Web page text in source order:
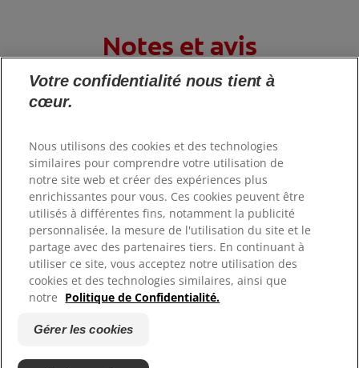
Notes et avis
PRODUITS
SANTÉ BUCCO-DENTAIRE
MISSION
BILAN DE SANTÉ BUCCO-DENTAIRE
RECHERCHE DES SOLUTIONS IDÉALES
Votre confidentialité nous tient à
cœur.
Nous utilisons des cookies et des technologies
similaires pour comprendre votre utilisation de
notre site web et créer des expériences plus
enrichissantes pour vous. Ces cookies peuvent être
utilisés à différentes fins, notamment la publicité
personnalisée, la mesure de l'utilisation du site et le
partage avec des partenaires tiers. En continuant à
utiliser ce site, vous acceptez notre utilisation des
cookies et des technologies similaires, ainsi que
notre Politique de Confidentialité.
Gérer les cookies